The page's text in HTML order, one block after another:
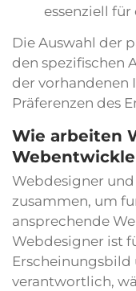
essenziell
Die Auswahl der
den spezifischen
der vorhandenen
Präferenzen des
Wie arbeiten
Webdesigner
zusammen, um
ansprechende
Webdesigner ist
verantwortlich,